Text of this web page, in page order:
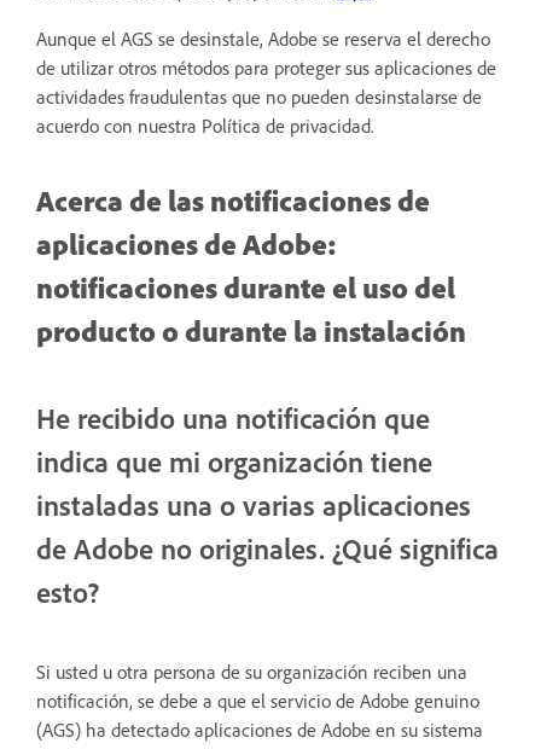
Aunque el AGS se desinstale, Adobe se reserva el derecho
de utilizar otros métodos para proteger sus aplicaciones de
actividades fraudulentas que no pueden desinstalarse de
acuerdo con nuestra Política de privacidad.
Acerca de las notificaciones de
aplicaciones de Adobe:
notificaciones durante el uso del
producto o durante la instalación
He recibido una notificación que
indica que mi organización tiene
instaladas una o varias aplicaciones
de Adobe no originales. ¿Qué significa
esto?
Si usted u otra persona de su organización reciben una
notificación, se debe a que el servicio de Adobe genuino
(AGS) ha detectado aplicaciones de Adobe en su sistema